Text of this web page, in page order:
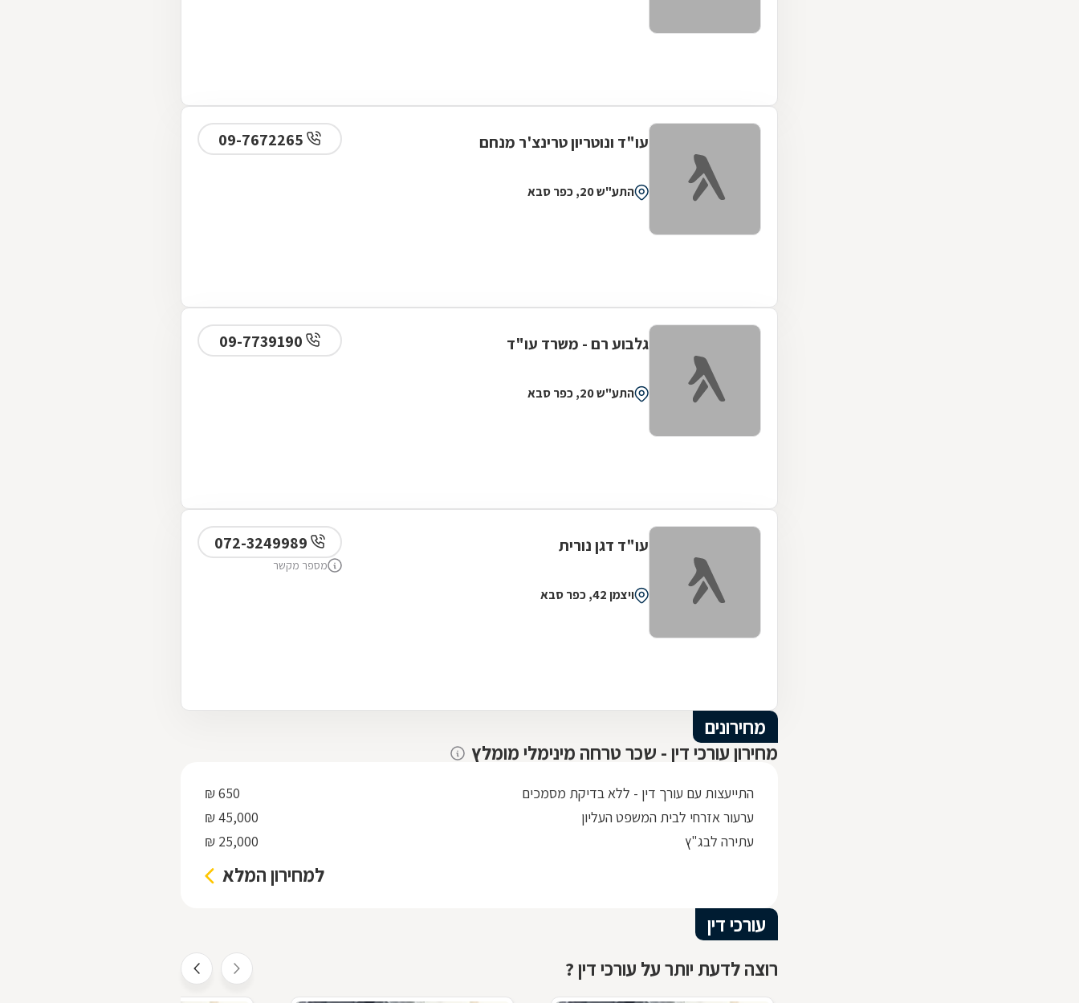
עו"ד ונוטריון טרינצ'ר מנחם
התע"ש 20, כפר סבא
גלבוע רם - משרד עו"ד
התע"ש 20, כפר סבא
עו"ד דגן נורית
ויצמן 42, כפר סבא
מספר מקשר
מחירונים
מחירון עורכי דין - שכר טרחה מינימלי מומלץ
התייעצות עם עורך דין - ללא בדיקת מסמכים
650 ₪
ערעור אזרחי לבית המשפט העליון
45,000 ₪
עתירה לבג"ץ
25,000 ₪
למחירון המלא
עורכי דין
רוצה לדעת יותר על עורכי דין ?